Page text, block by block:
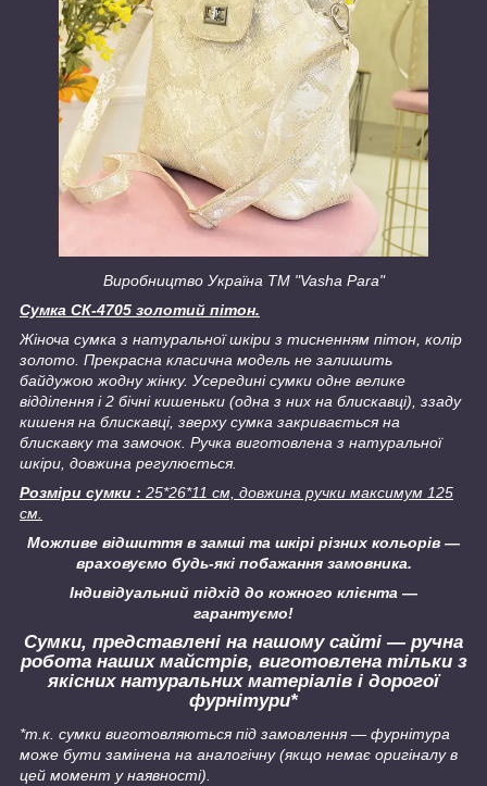
Виробництво Україна ТМ "Vasha Para"
Сумка СК-4705 золотий пітон.
Жіноча сумка з натуральної шкіри з тисненням пітон, колір
золото. Прекрасна класична модель не залишить
байдужою жодну жінку. Усередині сумки одне велике
відділення і 2 бічні кишеньки (одна з них на блискавці), ззаду
кишеня на блискавці, зверху сумка закривається на
блискавку та замочок. Ручка виготовлена з натуральної
шкіри, довжина регулюється.
Розміри сумки : 25*26*11 см, довжина ручки максимум 125
см.
Можливе відшиття в замші та шкірі різних кольорів —
враховуємо будь-які побажання замовника.
Індивідуальний підхід до кожного клієнта —
гарантуємо!
Сумки, представлені на нашому сайті — ручна
робота наших майстрів, виготовлена тільки з
якісних натуральних матеріалів і дорогої
фурнітури*
*т.к. сумки виготовляються під замовлення — фурнітура
може бути замінена на аналогічну(якщо немає оригіналу в
цей момент у наявності).